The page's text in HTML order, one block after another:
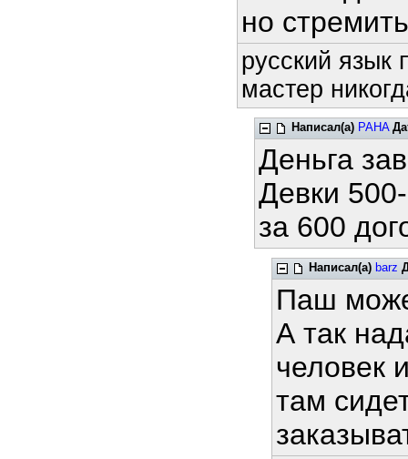
но
русский язык
мастер
Написал(а) PAHA
Деньга
Девки
за 600
Написал(а) barz
Паш
А так
человек
там